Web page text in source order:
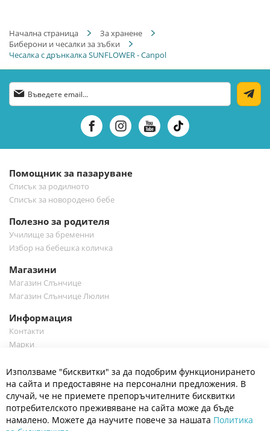
Начална страница
За хранене
Биберони и чесалки за зъбки
Чесалка с дрънкалка SUNFLOWER - Canpol
Абонирай
се
бюлетин:
Помощник за пазаруване
Списък за родилното
Списък за новородено бебе
Полезно за родителя
Училище за бременни
Избор на бебешка количка
Магазини
Магазин Слънчице
Магазин Слънчице Люлин
Информация
Контакти
Марки
Полезно
Общи условия
Политика за поверителност
Платформа за OPC
Използваме "бисквитки" за да подобрим функционирането
на сайта и предоставяне на персонални предложения. В
случай, че не приемете препоръчителните бисквитки
потребителското преживяване на сайта може да бъде
намалено. Можете да научите повече за нашата Политика